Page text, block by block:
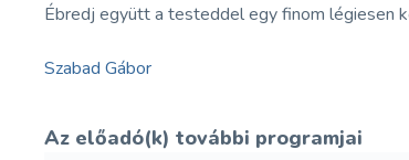
Ébredj együtt a testeddel egy finom légiesen
Szabad Gábor
Az előadó(k) további programjai